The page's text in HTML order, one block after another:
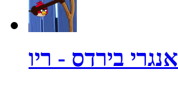
אנגרי בירדס - ריו